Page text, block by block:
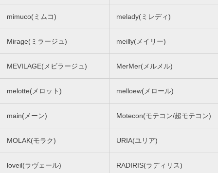
mimuco(ミムコ) melady(ミレディ)
Mirage(ミラージュ) meilly(メイリー)
MEVILAGE(メビラージュ) MerMer(メルメル)
melotte(メロット) melloew(メロール)
main(メーン) Motecon(モテコン/超モテコン)
MOLAK(モラク) URIA(ユリア)
loveil(ラヴェール) RADIRIS(ラディリス)